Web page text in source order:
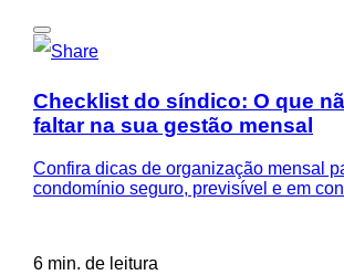
Checklist do síndico: O que
faltar na sua gestão mensal
Confira dicas de organização mensal
condomínio seguro, previsível e em
6 min. de leitura